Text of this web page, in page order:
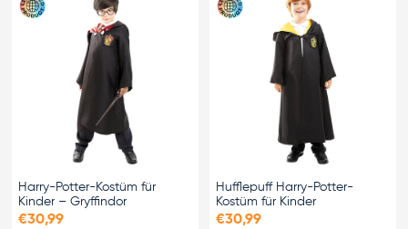
Harry-Potter-Kostüm für
Kinder – Gryffindor
€30,99
Hufflepuff Harry-Potter-
Kostüm für Kinder
€30,99